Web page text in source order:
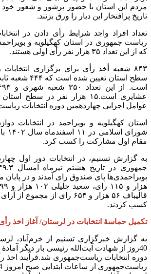
مردم این استان با حضور پرشور و شعور خود
تاریخ پرافتخار این دیار را ورق بزنند.
تعداد افراد واجد شرایط رأی دادن در
که از این تعداد ۳۵ هزار نفر رأی اولی هستند.
۸۴۳ شعبه أخذ رأی برای برگزاری
عشایری است.۱۵ هزار نفر در سطح
عوامل اجرایی چهاردهمین دوره انتخابات
استان کهگیلویه و بویراحمد در انتخابات
مقام اول مشارکت را کسب کرد.
به گزارش تسنیم، در انتخابات دور اول
قالیباف ۵۶ هزار و ۶۵۴ رای از
کسب کردند.
تکمیل حماسۀ انتخابات در لرستان/ آغاز اخذ
به گزارش خبرگزاری تسنیم از خرم‌آباد،
40روز از شهادت آیت‌الله رئیسی بار دیگر
دوره انتخابات ریاست‌جمهوری شد.فرآیند اخذ